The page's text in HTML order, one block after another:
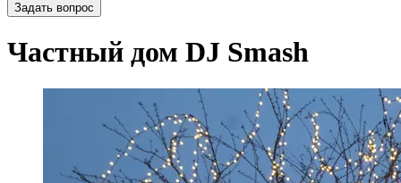
Задать вопрос
Частный дом DJ Smash